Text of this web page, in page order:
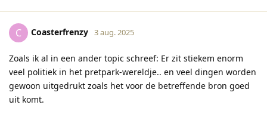
C Coasterfrenzy 3 aug. 2025
Zoals ik al in een ander topic schreef: Er zit stiekem enorm
veel politiek in het pretpark-wereldje.. en veel dingen worden
gewoon uitgedrukt zoals het voor de betreffende bron goed
uit komt.